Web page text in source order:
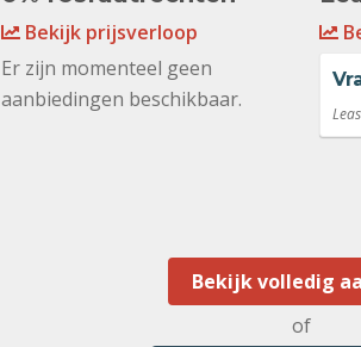
Bekijk prijsverloop
Er zijn momenteel geen
aanbiedingen beschikbaar.
Bekijk volledig
of